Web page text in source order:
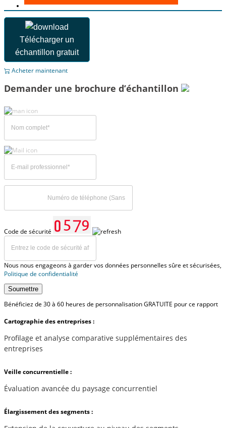
Télécharger un
échantillon gratuit
Acheter maintenant
Demander une brochure d’échantillon
Code de sécurité
Nous nous engageons à garder vos données personnelles sûre et sécurisées,
Politique de confidentialité
Soumettre
Bénéficiez de 30 à 60 heures de personnalisation GRATUITE pour ce rapport
Cartographie des entreprises :
Profilage et analyse comparative supplémentaires des
entreprises
Veille concurrentielle :
Évaluation avancée du paysage concurrentiel
Élargissement des segments :